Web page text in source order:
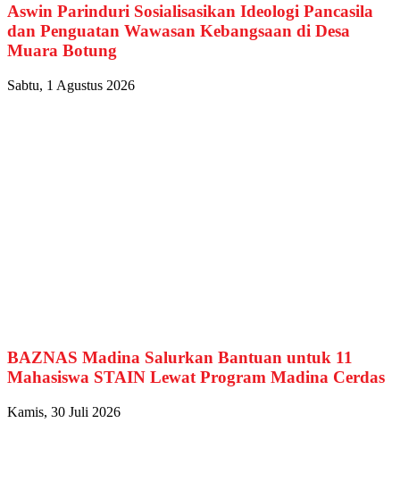
Aswin Parinduri Sosialisasikan Ideologi Pancasila
dan Penguatan Wawasan Kebangsaan di Desa
Muara Botung
Sabtu, 1 Agustus 2026
BAZNAS Madina Salurkan Bantuan untuk 11
Mahasiswa STAIN Lewat Program Madina Cerdas
Kamis, 30 Juli 2026